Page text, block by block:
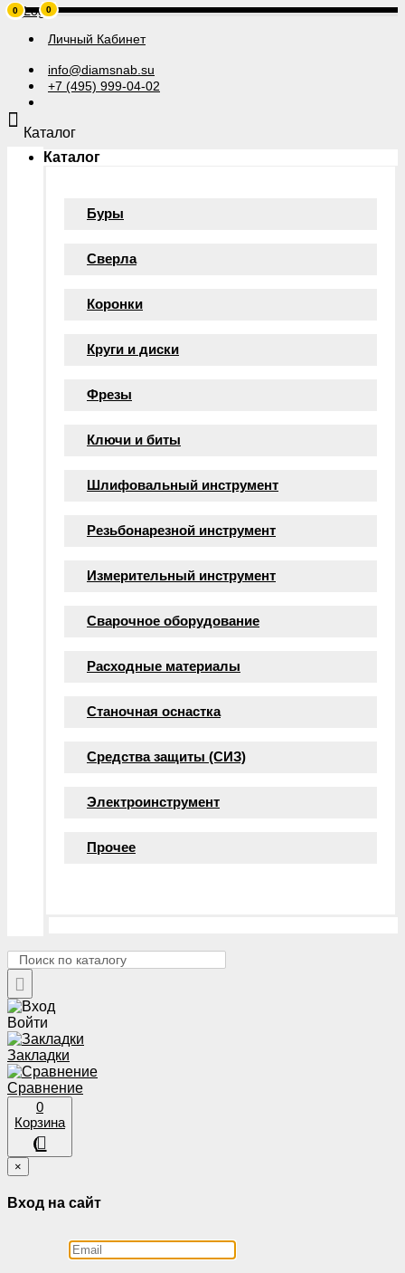
Личный Кабинет
info@diamsnab.su
+7 (495) 999-04-02
0
Каталог
Каталог
Буры
Сверла
Коронки
Круги и диски
Фрезы
Ключи и биты
Шлифовальный инструмент
Резьбонарезной инструмент
Измерительный инструмент
Сварочное оборудование
Расходные материалы
Станочная оснастка
Средства защиты (СИЗ)
Электроинструмент
Прочее
Войти
0
Закладки
Сравнение
0
Корзина
×
Вход на сайт